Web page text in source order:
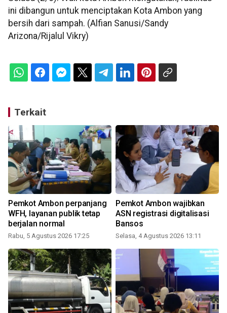
ini dibangun untuk menciptakan Kota Ambon yang
bersih dari sampah. (Alfian Sanusi/Sandy
Arizona/Rijalul Vikry)
Terkait
Pemkot Ambon perpanjang
WFH, layanan publik tetap
berjalan normal
Rabu, 5 Agustus 2026 17:25
Pemkot Ambon wajibkan
ASN registrasi digitalisasi
Bansos
Selasa, 4 Agustus 2026 13:11